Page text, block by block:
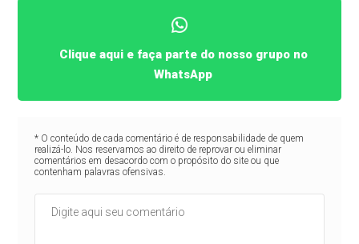
Clique aqui e faça parte do nosso grupo no
WhatsApp
* O conteúdo de cada comentário é de responsabilidade de quem
realizá-lo. Nos reservamos ao direito de reprovar ou eliminar
comentários em desacordo com o propósito do site ou que
contenham palavras ofensivas.